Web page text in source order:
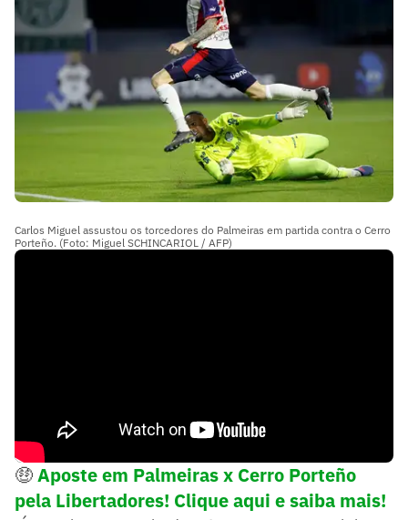
Carlos Miguel assustou os torcedores do Palmeiras em partida contra o Cerro
Porteño. (Foto: Miguel SCHINCARIOL / AFP)
🤑Aposte em Palmeiras x Cerro Porteño
pela Libertadores! Clique aqui e saiba mais!